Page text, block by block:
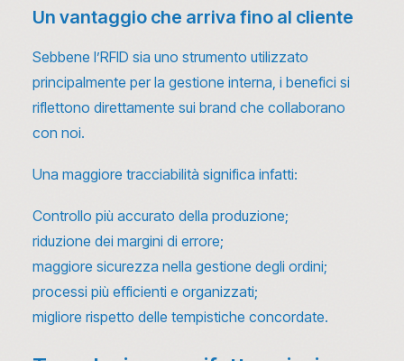
Un vantaggio che arriva fino al cliente
Sebbene l’RFID sia uno strumento utilizzato
principalmente per la gestione interna, i benefici si
riflettono direttamente sui brand che collaborano
con noi.
Una maggiore tracciabilità significa infatti:
Controllo più accurato della produzione;
riduzione dei margini di errore;
maggiore sicurezza nella gestione degli ordini;
processi più efficienti e organizzati;
migliore rispetto delle tempistiche concordate.